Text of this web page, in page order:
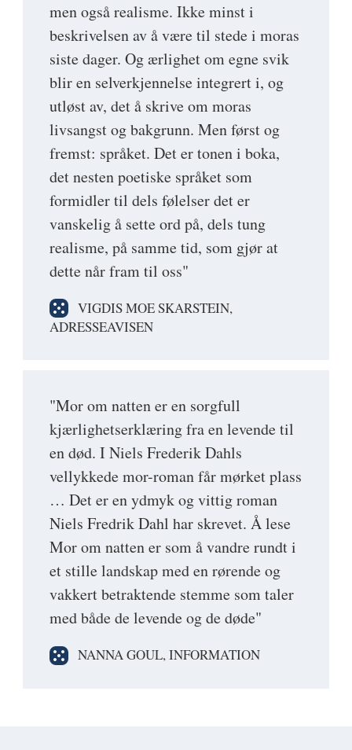
men også realisme. Ikke minst i
beskrivelsen av å være til stede i moras
siste dager. Og ærlighet om egne svik
blir en selverkjennelse integrert i, og
utløst av, det å skrive om moras
livsangst og bakgrunn. Men først og
fremst: språket. Det er tonen i boka,
det nesten poetiske språket som
formidler til dels følelser det er
vanskelig å sette ord på, dels tung
realisme, på samme tid, som gjør at
dette når fram til oss"
VIGDIS MOE SKARSTEIN,
ADRESSEAVISEN
"Mor om natten er en sorgfull
kjærlighetserklæring fra en levende til
en død. I Niels Frederik Dahls
vellykkede mor-roman får mørket plass
… Det er en ydmyk og vittig roman
Niels Fredrik Dahl har skrevet. Å lese
Mor om natten er som å vandre rundt i
et stille landskap med en rørende og
vakkert betraktende stemme som taler
med både de levende og de døde"
NANNA GOUL, INFORMATION